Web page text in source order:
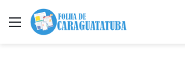
Menu